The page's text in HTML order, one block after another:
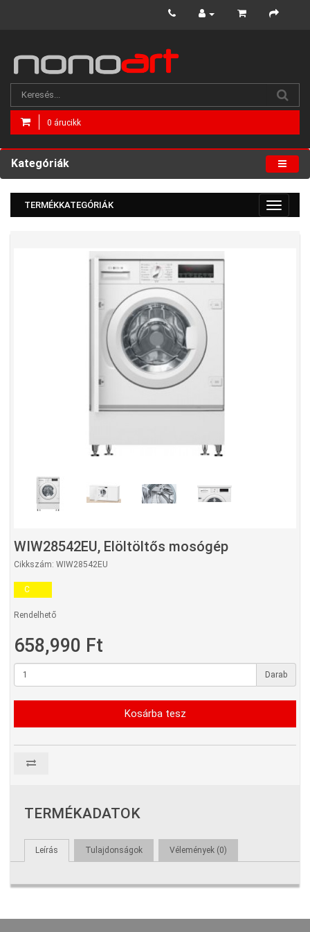
0 árucikk
Kategóriák
TERMÉKKATEGÓRIÁK
WIW28542EU, Elöltöltős mosógép
Cikkszám: WIW28542EU
C
Rendelhető
658,990 Ft
Darab
Kosárba tesz
TERMÉKADATOK
Leírás Tulajdonságok Vélemények (0)